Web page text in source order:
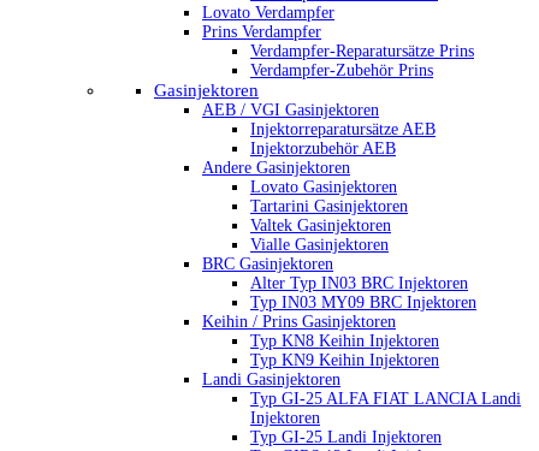
Lovato Verdampfer
Prins Verdampfer
Verdampfer-Reparatursätze Prins
Verdampfer-Zubehör Prins
Gasinjektoren
AEB / VGI Gasinjektoren
Injektorreparatursätze AEB
Injektorzubehör AEB
Andere Gasinjektoren
Lovato Gasinjektoren
Tartarini Gasinjektoren
Valtek Gasinjektoren
Vialle Gasinjektoren
BRC Gasinjektoren
Alter Typ IN03 BRC Injektoren
Typ IN03 MY09 BRC Injektoren
Keihin / Prins Gasinjektoren
Typ KN8 Keihin Injektoren
Typ KN9 Keihin Injektoren
Landi Gasinjektoren
Typ GI-25 ALFA FIAT LANCIA Landi
Injektoren
Typ GI-25 Landi Injektoren